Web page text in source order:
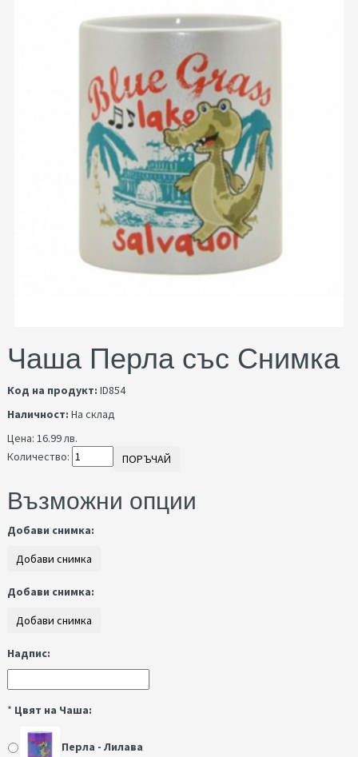
Чаша Перла със Снимка
Код на продукт: ID854
Наличност: На склад
Цена: 16.99 лв.
Количество:
ПОРЪЧАЙ
Възможни опции
Добави снимка:
Добави снимка:
Надпис:
* Цвят на Чаша:
Перла - Лилава